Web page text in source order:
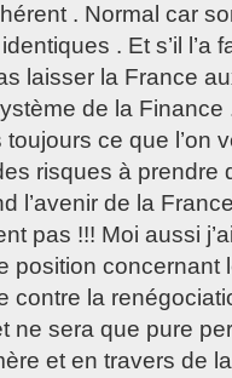
. Normal car
. Et s’il l’a
laisser la France
de la Finance
ce que l’on
risques à prendre
l’avenir de la
pas !!! Moi aussi
position concernant
contre la
ne sera que pure
et en travers de